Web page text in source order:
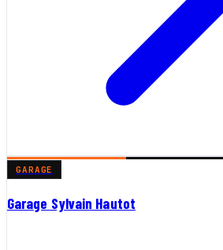
GARAGE
Garage Sylvain Hautot